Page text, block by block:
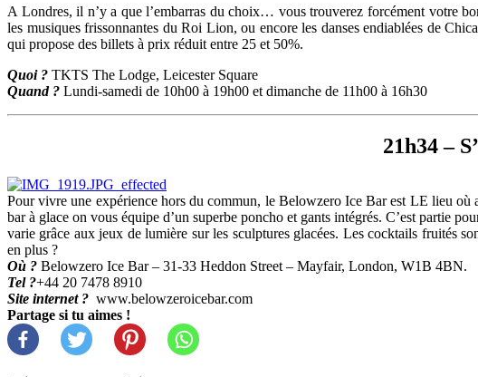
A Londres, il n’y a que l’embarras du choix… vous trouverez forcément votre
les musiques frissonnantes du Roi Lion, ou encore les danses endiablées de
qui propose des billets à prix réduit entre 25 et 50%.
Quoi ? TKTS The Lodge, Leicester Square
Quand ? Lundi-samedi de 10h00 à 19h00 et dimanche de 11h00 à 16h30
21h34 –
Pour vivre une expérience hors du commun, le Belowzero Ice Bar est LE lieu
bar à glace on vous équipe d’un superbe poncho et gants intégrés. C’est partie
varie grâce aux jeux de lumière sur les sculptures glacées. Les cocktails fruités
en plus ?
Où ? Belowzero Ice Bar – 31-33 Heddon Street – Mayfair, London, W1B 4BN.
Tel ?+44 20 7478 8910
Site internet ? www.belowzeroicebar.com
Partage si tu aimes !